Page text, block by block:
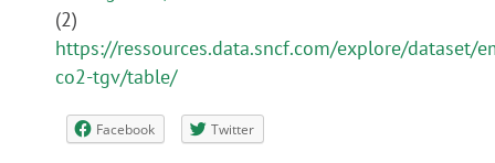
(2)
https://ressources.data.sncf.com/explore/dataset/
co2-tgv/table/
Facebook Twitter